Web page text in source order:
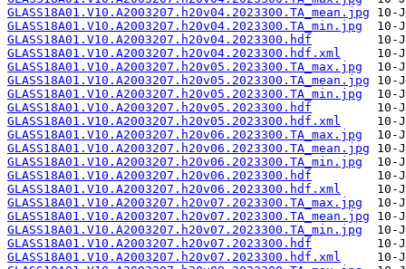
GLASS18A01.V10.A2003207.h20v04.2023300.TA_mean.jpg
GLASS18A01.V10.A2003207.h20v04.2023300.TA_min.jpg
GLASS18A01.V10.A2003207.h20v04.2023300.hdf
GLASS18A01.V10.A2003207.h20v04.2023300.hdf.xml
GLASS18A01.V10.A2003207.h20v05.2023300.TA_max.jpg
GLASS18A01.V10.A2003207.h20v05.2023300.TA_mean.jpg
GLASS18A01.V10.A2003207.h20v05.2023300.TA_min.jpg
GLASS18A01.V10.A2003207.h20v05.2023300.hdf
GLASS18A01.V10.A2003207.h20v05.2023300.hdf.xml
GLASS18A01.V10.A2003207.h20v06.2023300.TA_max.jpg
GLASS18A01.V10.A2003207.h20v06.2023300.TA_mean.jpg
GLASS18A01.V10.A2003207.h20v06.2023300.TA_min.jpg
GLASS18A01.V10.A2003207.h20v06.2023300.hdf
GLASS18A01.V10.A2003207.h20v06.2023300.hdf.xml
GLASS18A01.V10.A2003207.h20v07.2023300.TA_max.jpg
GLASS18A01.V10.A2003207.h20v07.2023300.TA_mean.jpg
GLASS18A01.V10.A2003207.h20v07.2023300.TA_min.jpg
GLASS18A01.V10.A2003207.h20v07.2023300.hdf
GLASS18A01.V10.A2003207.h20v07.2023300.hdf.xml